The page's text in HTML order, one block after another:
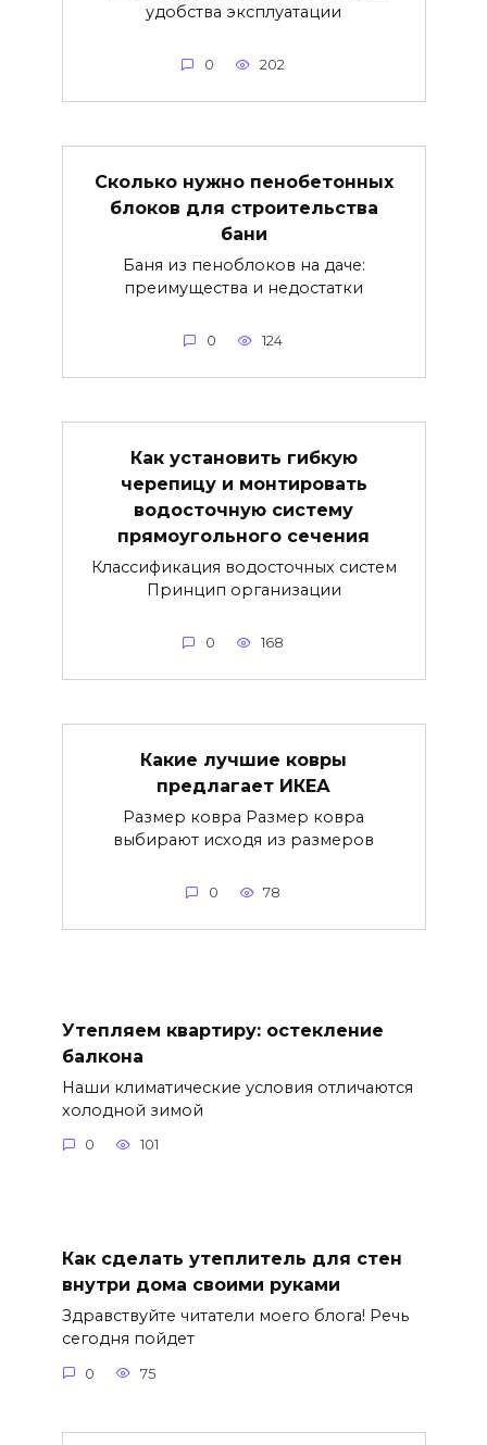
удобства эксплуатации
0 202
Сколько нужно пенобетонных
блоков для строительства
бани
Баня из пеноблоков на даче:
преимущества и недостатки
0 124
Как установить гибкую
черепицу и монтировать
водосточную систему
прямоугольного сечения
Классификация водосточных систем
Принцип организации
0 168
Какие лучшие ковры
предлагает ИКЕА
Размер ковра Размер ковра
выбирают исходя из размеров
0 78
Утепляем квартиру: остекление
балкона
Наши климатические условия отличаются
холодной зимой
0 101
Как сделать утеплитель для стен
внутри дома своими руками
Здравствуйте читатели моего блога! Речь
сегодня пойдет
0 75